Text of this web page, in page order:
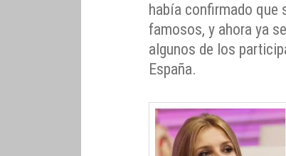
había confirmado que
famosos, y ahora ya
algunos de los
España.